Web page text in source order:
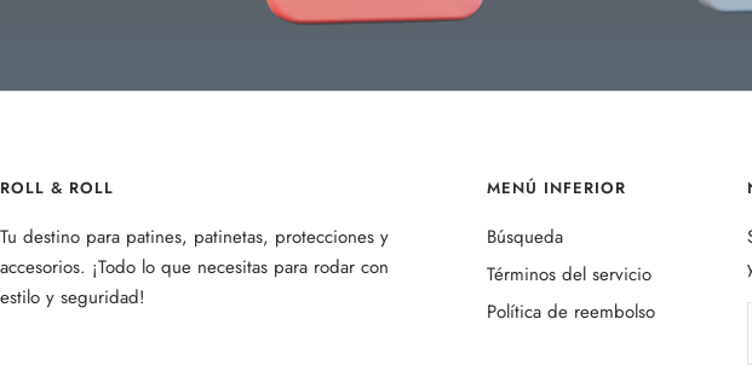
ROLL & ROLL
Tu destino para patines, patinetas, protecciones y
accesorios. ¡Todo lo que necesitas para rodar con
estilo y seguridad!
MENÚ INFERIOR
Búsqueda
Términos del servicio
Política de reembolso